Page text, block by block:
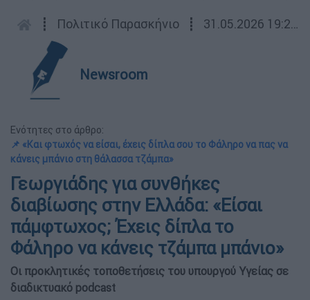
┋ Πολιτικό Παρασκήνιο ┋ 31.05.2026 19:28
Newsroom
Ενότητες στο άρθρο:
📌 «Και φτωχός να είσαι, έχεις δίπλα σου το Φάληρο να πας να
κάνεις μπάνιο στη θάλασσα τζάμπα»
Γεωργιάδης για συνθήκες
διαβίωσης στην Ελλάδα: «Είσαι
πάμφτωχος; Έχεις δίπλα το
Φάληρο να κάνεις τζάμπα μπάνιο»
Οι προκλητικές τοποθετήσεις του υπουργού Υγείας σε
διαδικτυακό podcast